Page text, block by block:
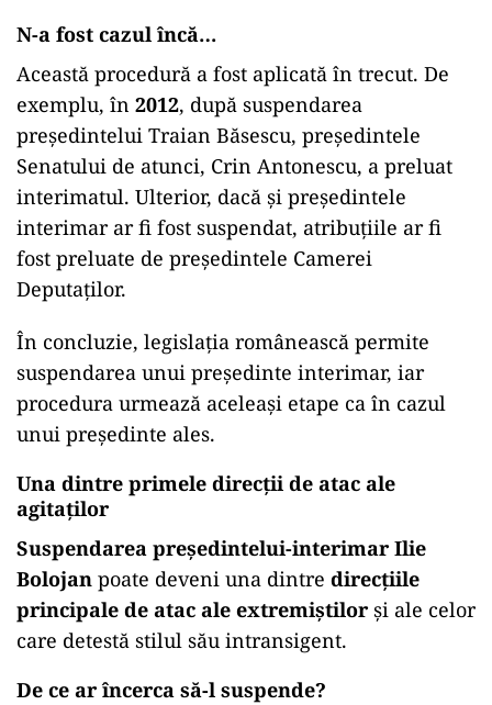
N-a fost cazul încă…
Această procedură a fost aplicată în trecut. De
exemplu, în 2012, după suspendarea
președintelui Traian Băsescu, președintele
Senatului de atunci, Crin Antonescu, a preluat
interimatul. Ulterior, dacă și președintele
interimar ar fi fost suspendat, atribuțiile ar fi
fost preluate de președintele Camerei
Deputaților.
În concluzie, legislația românească permite
suspendarea unui președinte interimar, iar
procedura urmează aceleași etape ca în cazul
unui președinte ales.
Una dintre primele direcții de atac ale
agitaților
Suspendarea președintelui-interimar Ilie
Bolojan poate deveni una dintre direcțiile
principale de atac ale extremiștilor și ale celor
care detestă stilul său intransigent.
De ce ar încerca să-l suspende?